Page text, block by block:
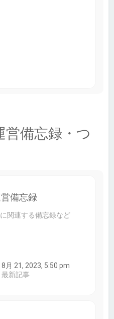
営備忘録・つ
備忘録
関連する備忘録など
8月 21, 2023, 5:50 pm
最新記事